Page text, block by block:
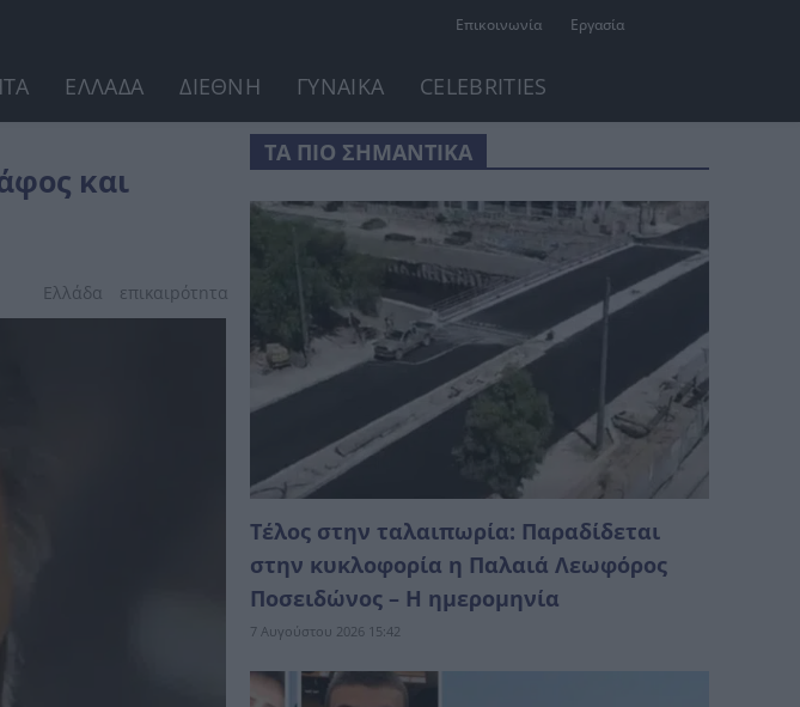
Επικοινωνία Εργασία
ΕΛΛΑΔΑ ΔΙΕΘΝΗ ΓΥΝΑΙΚΑ CELEBRITIES
και
Ελλάδα επικαιpότnτα
ΤΑ ΠΙΟ ΣΗΜΑΝΤΙΚΑ
Τέλος στην ταλαιπωρία: Παραδίδεται
στην κυκλοφορία η Παλαιά Λεωφόρος
Ποσειδώνος – Η ημερομηνία
7 Αυγούστου 2026 15:42